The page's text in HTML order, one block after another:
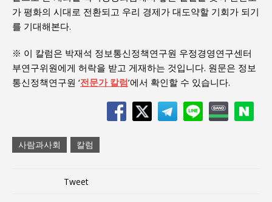
가 평화의 시대로 전환되고 우리 경제가 대도약할 기회가 되기
를 기대해본다.
※ 이 칼럼은 박재석 정보통신정책연구원 우정경영연구센터
부연구위원에게 허락을 받고 게재하는 것입니다. 원문은 정보
통신정책연구원 ‘전문가 칼럼’에서 확인할 수 있습니다.
사람과사회 칼럼
Tweet